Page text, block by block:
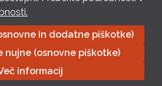
SI79128718 | IBAN: SI56 1010 0003
Sanpaolo d.d.| Predsednik Uprave:
Nadzornega odbora: Ilija Tokić |
EUR, plačano v celoti | Obrtniška
in dodatne piškotke)
nujne (osnovne piškotke)
informacij